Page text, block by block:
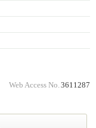
Web Access No. 3611287